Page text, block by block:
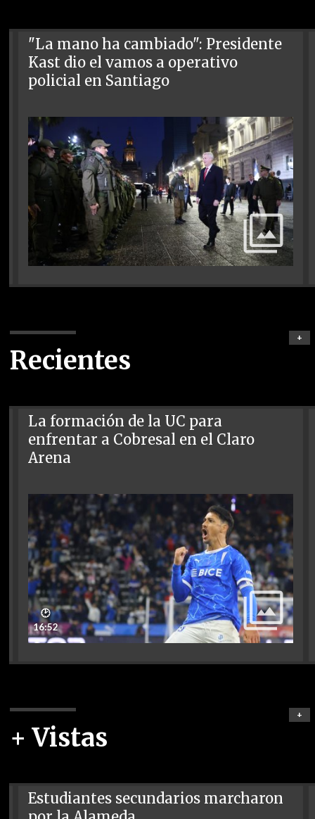
"La mano ha cambiado": Presidente
Kast dio el vamos a operativo
policial en Santiago
Recientes
+
La formación de la UC para
enfrentar a Cobresal en el Claro
Arena
🕑
16:52
+ Vistas
+
Estudiantes secundarios marcharon